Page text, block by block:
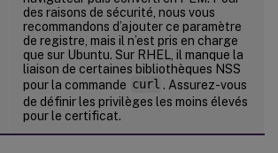
des raisons de sécurité, nous vous
recommandons d’ajouter ce paramètre
de registre, mais il n’est pris en charge
que sur Ubuntu. Sur RHEL, il manque la
liaison de certaines bibliothèques NSS
pour la commande curl . Assurez-vous
de définir les privilèges les moins élevés
pour le certificat.